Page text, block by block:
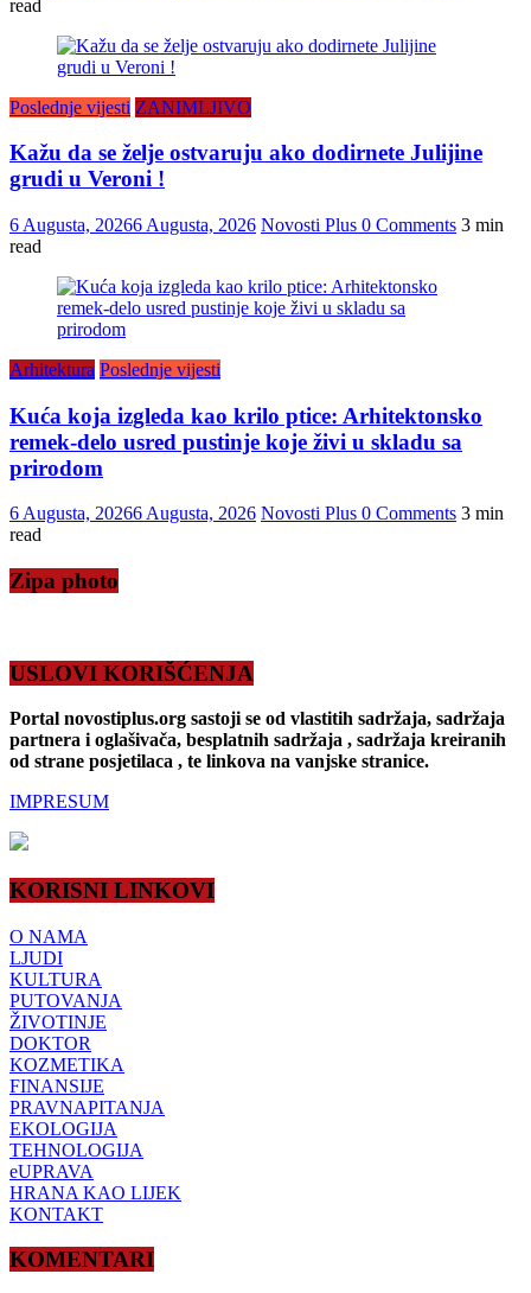
read
Poslednje vijesti ZANIMLJIVO
Kažu da se želje ostvaruju ako dodirnete Julijine
grudi u Veroni !
6 Augusta, 20266 Augusta, 2026 Novosti Plus 0 Comments 3 min
read
Arhitektura Poslednje vijesti
Kuća koja izgleda kao krilo ptice: Arhitektonsko
remek-delo usred pustinje koje živi u skladu sa
prirodom
6 Augusta, 20266 Augusta, 2026 Novosti Plus 0 Comments 3 min
read
Zipa photo
USLOVI KORIŠĆENJA
Portal novostiplus.org sastoji se od vlastitih sadržaja, sadržaja
partnera i oglašivača, besplatnih sadržaja , sadržaja kreiranih
od strane posjetilaca , te linkova na vanjske stranice.
IMPRESUM
KORISNI LINKOVI
O NAMA
LJUDI
KULTURA
PUTOVANJA
ŽIVOTINJE
DOKTOR
KOZMETIKA
FINANSIJE
PRAVNAPITANJA
EKOLOGIJA
TEHNOLOGIJA
eUPRAVA
HRANA KAO LIJEK
KONTAKT
KOMENTARI